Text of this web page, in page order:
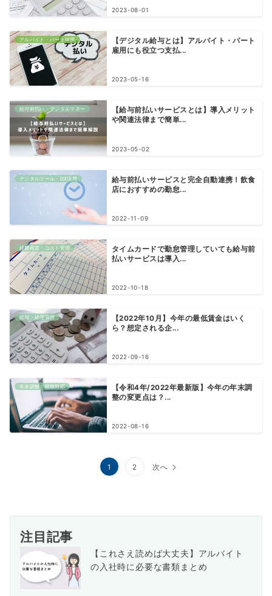
2023-08-01
アルバイト・パート採用
【デジタル給与とは】アルバイト・パート
雇用にも役立つ支払...
2023-05-16
給与前払い・デジタルマネー
【給与前払いサービスとは】導入メリット
や関連法律まで簡単...
2023-05-02
デジタルツール・DX活用
給与前払いサービスと完全自動連携！飲食
店におすすめの勤怠...
2022-11-09
経費精算・コスト管理
タイムカードで勤怠管理していても給与前
払いサービスは導入...
2022-10-18
給与・経理管理
【2022年10月】今年の最低賃金はいく
ら？想定される企...
2022-09-16
年末調整・税務対応
【令和4年/2022年最新版】今年の年末調
整の変更点は？...
2022-08-16
ペ
ジ
1 2 次へ
注目記事
【これさえ読めば大丈夫】アルバイト
の入社時に必要な書類まとめ